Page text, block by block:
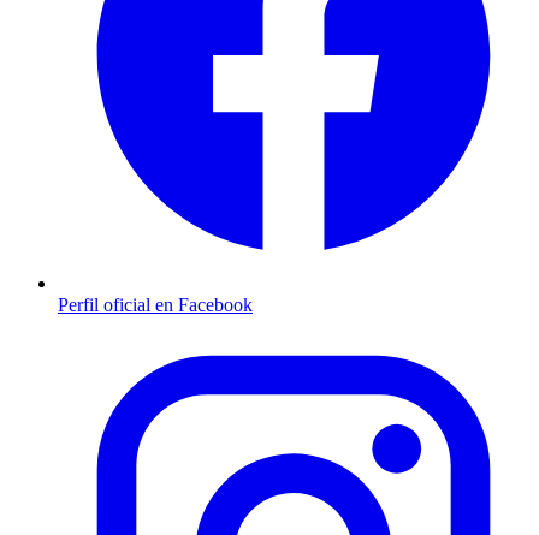
Perfil oficial en Facebook